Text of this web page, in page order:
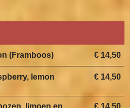
€ 14,50
(Framboos)
€ 14,50
lemon